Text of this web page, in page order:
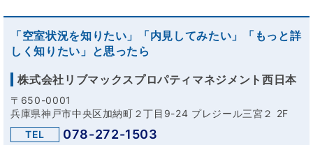
「空室状況を知りたい」「内見してみたい」「もっと詳
しく知りたい」と思ったら
株式会社リブマックスプロパティマネジメント西日本
〒650-0001
兵庫県神戸市中央区加納町２丁目9-24 プレジール三宮２ 2F
TEL
078-272-1503